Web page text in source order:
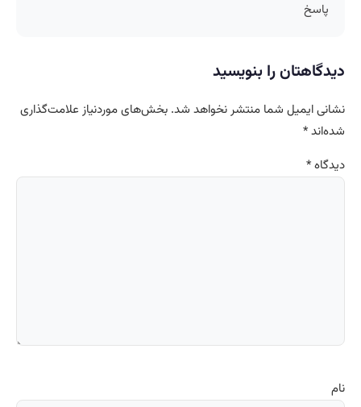
پاسخ
دیدگاهتان را بنویسید
نشانی ایمیل شما منتشر نخواهد شد. بخش‌های موردنیاز علامت‌گذاری
شده‌اند*
دیدگاه*
نام